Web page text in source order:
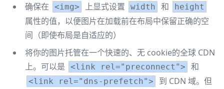
确保在 <img> 上显式设置 width 和 height
属性的值，以便图片在加载前在布局中保留正确的空
间（即使布局是自适应的）
将你的图片托管在一个快速的、无 cookie的全球 CDN
上。可以是
<link rel="preconnect"> 和
<link rel="dns-prefetch">
到 CDN 域。但